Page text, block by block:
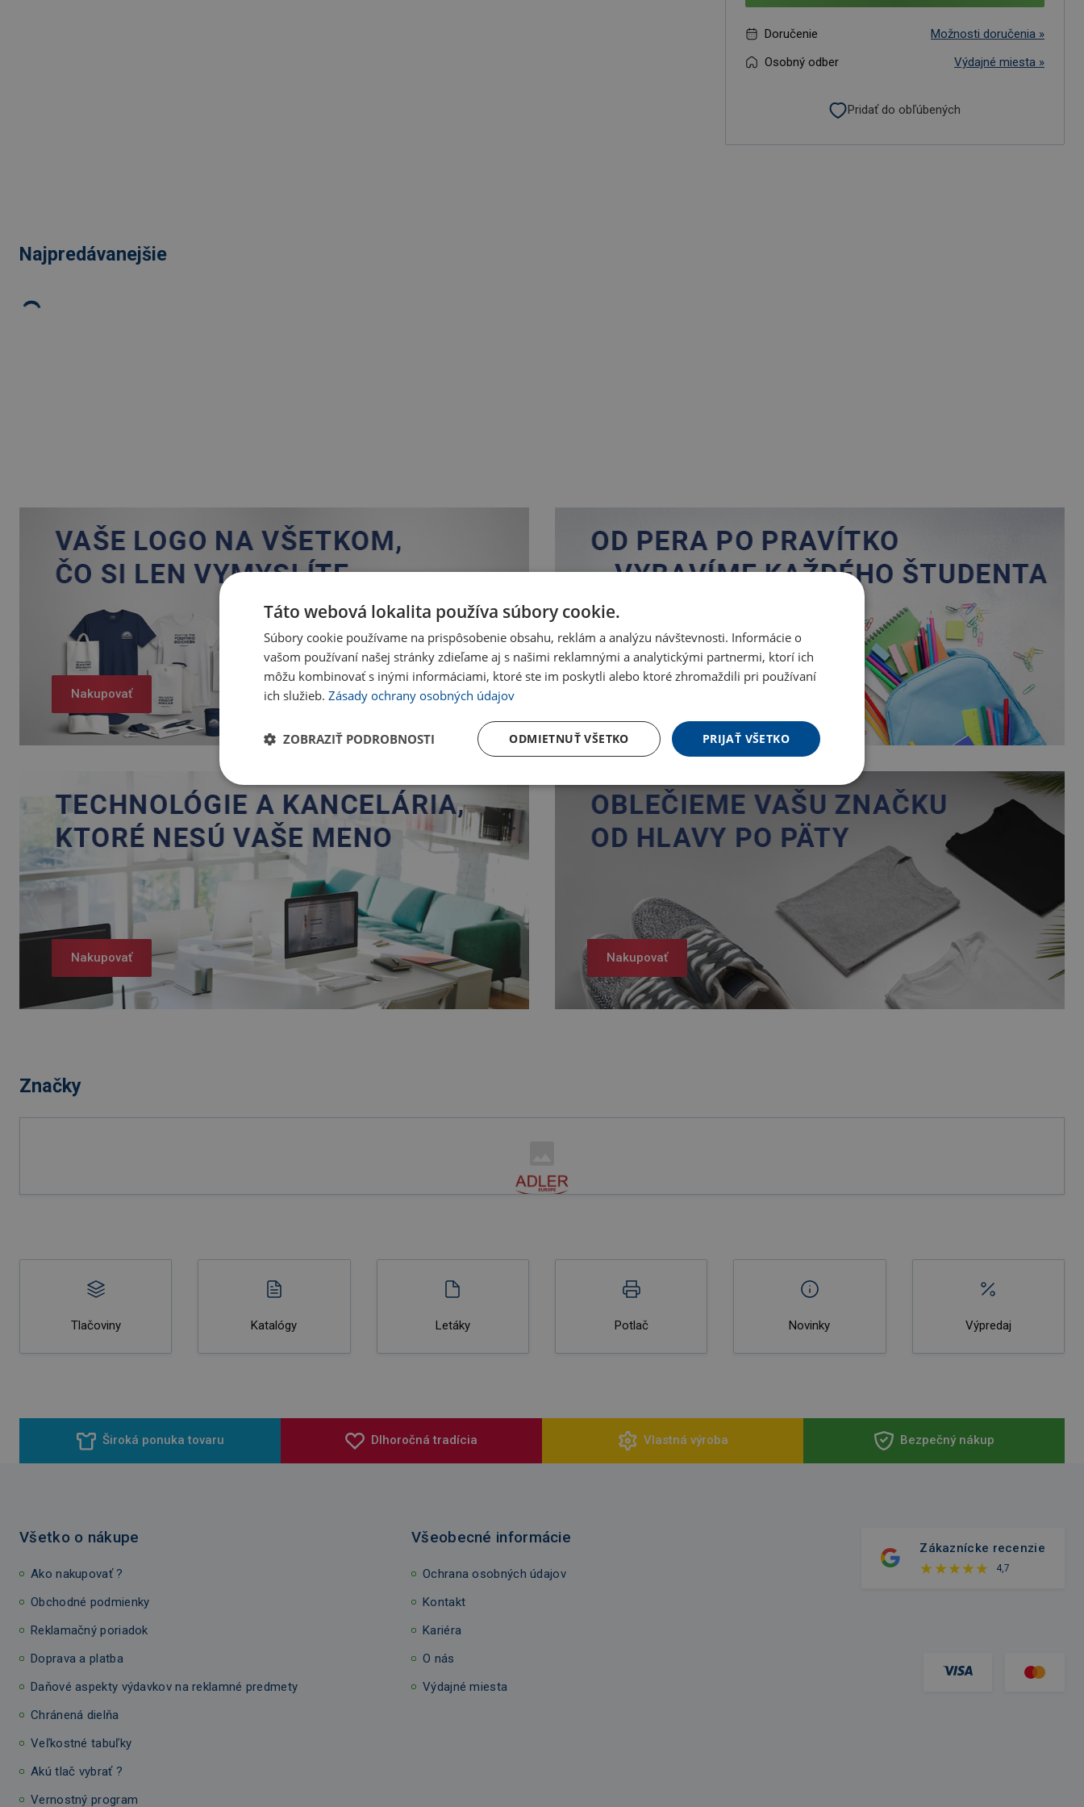
Doručenie
Možnosti doručenia »
Osobný odber
Výdajné miesta »
Pridať do obľúbených
Najpredávanejšie
Nakupovať
Nakupovať Nakupovať
Značky
Tlačoviny Katalógy Letáky Potlač Novinky Výpredaj
Široká ponuka tovaru Dlhoročná tradícia Vlastná výroba Bezpečný nákup
Všetko o nákupe
Ako nakupovať ?
Obchodné podmienky
Reklamačný poriadok
Doprava a platba
Daňové aspekty výdavkov na reklamné predmety
Chránená dielňa
Veľkostné tabuľky
Akú tlač vybrať ?
Vernostný program
Všeobecné informácie
Ochrana osobných údajov
Kontakt
Kariéra
O nás
Výdajné miesta
Zákaznícke recenzie
4,7
Táto webová lokalita používa súbory cookie.
Súbory cookie používame na prispôsobenie obsahu, reklám a analýzu návštevnosti. Informácie o
vašom používaní našej stránky zdieľame aj s našimi reklamnými a analytickými partnermi, ktorí ich
môžu kombinovať s inými informáciami, ktoré ste im poskytli alebo ktoré zhromaždili pri používaní
ich služieb. Zásady ochrany osobných údajov
PRIJAŤ VŠETKO
ODMIETNUŤ VŠETKO
ZOBRAZIŤ PODROBNOSTI